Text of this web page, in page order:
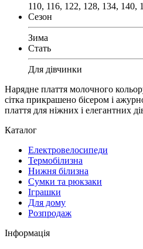
110, 116, 122, 128, 134, 140,
Сезон
Зима
Стать
Для дівчинки
Нарядне плаття молочного
сітка прикрашено бісером і
плаття для ніжних і елегантних
Каталог
Електровелосипеди
Термобілизна
Нижня білизна
Сумки та рюкзаки
Іграшки
Для дому
Розпродаж
Інформація